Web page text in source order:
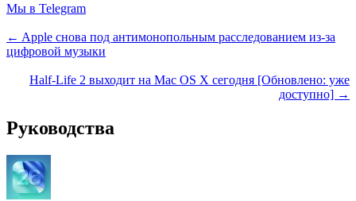
Мы в Telegram
← Apple снова под антимонопольным расследованием из-за
цифровой музыки
Half-Life 2 выходит на Mac OS X сегодня [Обновлено: уже
доступно] →
Руководства